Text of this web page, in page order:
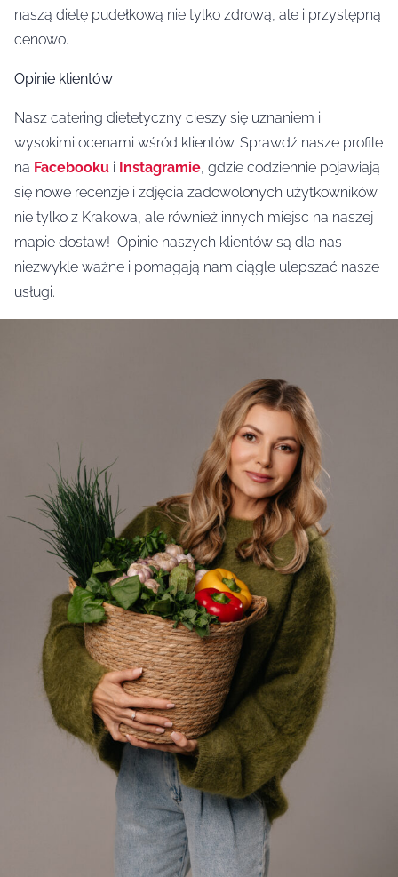
naszą dietę pudełkową nie tylko zdrową, ale i przystępną
cenowo.
Opinie klientów
Nasz catering dietetyczny cieszy się uznaniem i
wysokimi ocenami wśród klientów. Sprawdź nasze profile
na Facebooku i Instagramie, gdzie codziennie pojawiają
się nowe recenzje i zdjęcia zadowolonych użytkowników
nie tylko z Krakowa, ale również innych miejsc na naszej
mapie dostaw! Opinie naszych klientów są dla nas
niezwykle ważne i pomagają nam ciągle ulepszać nasze
usługi.